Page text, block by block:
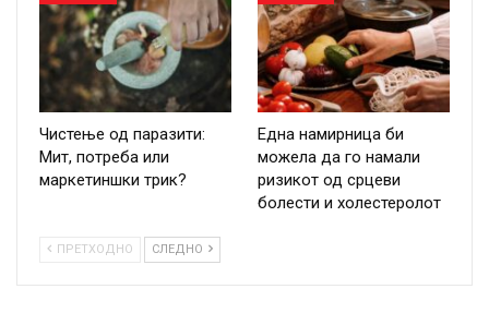
Чистење од паразити:
Мит, потреба или
маркетиншки трик?
Една намирница би
можела да го намали
ризикот од срцеви
болести и холестеролот
ПРЕТХОДНО СЛЕДНО